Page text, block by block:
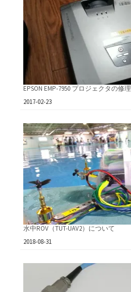
EPSON EMP-7950 プロジェクタの修理
日付
2017-02-23
水中ROV（TUT-UAV2）について
日付
2018-08-31